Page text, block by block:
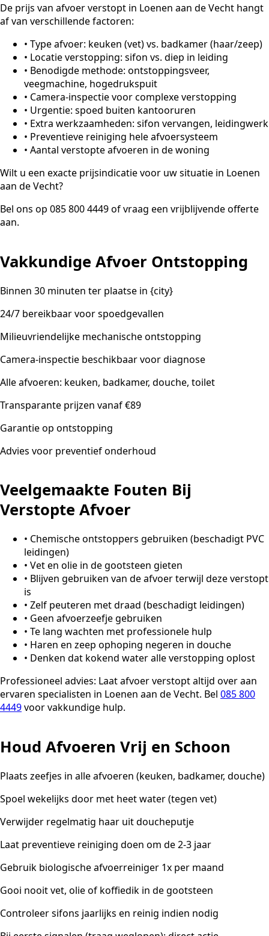
De prijs van afvoer verstopt in Loenen aan de Vecht hangt
af van verschillende factoren:
• Type afvoer: keuken (vet) vs. badkamer (haar/zeep)
• Locatie verstopping: sifon vs. diep in leiding
• Benodigde methode: ontstoppingsveer,
veegmachine, hogedrukspuit
• Camera-inspectie voor complexe verstopping
• Urgentie: spoed buiten kantooruren
• Extra werkzaamheden: sifon vervangen, leidingwerk
• Preventieve reiniging hele afvoersysteem
• Aantal verstopte afvoeren in de woning
Wilt u een exacte prijsindicatie voor uw situatie in Loenen
aan de Vecht?
Bel ons op 085 800 4449 of vraag een vrijblijvende offerte
aan.
Vakkundige Afvoer Ontstopping
Binnen 30 minuten ter plaatse in {city}
24/7 bereikbaar voor spoedgevallen
Milieuvriendelijke mechanische ontstopping
Camera-inspectie beschikbaar voor diagnose
Alle afvoeren: keuken, badkamer, douche, toilet
Transparante prijzen vanaf €89
Garantie op ontstopping
Advies voor preventief onderhoud
Veelgemaakte Fouten Bij
Verstopte Afvoer
• Chemische ontstoppers gebruiken (beschadigt PVC
leidingen)
• Vet en olie in de gootsteen gieten
• Blijven gebruiken van de afvoer terwijl deze verstopt
is
• Zelf peuteren met draad (beschadigt leidingen)
• Geen afvoerzeefje gebruiken
• Te lang wachten met professionele hulp
• Haren en zeep ophoping negeren in douche
• Denken dat kokend water alle verstopping oplost
Professioneel advies: Laat afvoer verstopt altijd over aan
ervaren specialisten in Loenen aan de Vecht. Bel 085 800
4449voor vakkundige hulp.
Houd Afvoeren Vrij en Schoon
Plaats zeefjes in alle afvoeren (keuken, badkamer, douche)
Spoel wekelijks door met heet water (tegen vet)
Verwijder regelmatig haar uit doucheputje
Laat preventieve reiniging doen om de 2-3 jaar
Gebruik biologische afvoerreiniger 1x per maand
Gooi nooit vet, olie of koffiedik in de gootsteen
Controleer sifons jaarlijks en reinig indien nodig